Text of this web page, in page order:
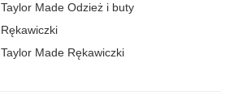
Taylor Made Odzież i buty
Rękawiczki
Taylor Made Rękawiczki